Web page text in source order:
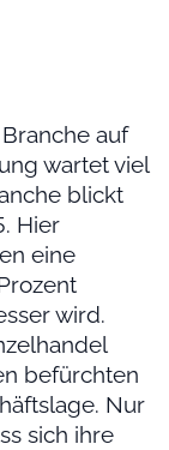
auf
wartet viel
blickt
Hier
eine
wird.
befürchten
Nur
sich ihre